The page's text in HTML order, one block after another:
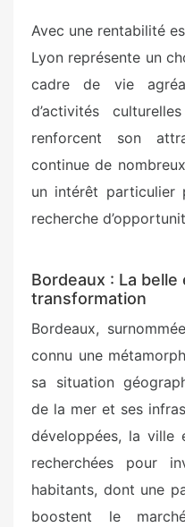
Avec une rentabilité
Lyon représente un
cadre de vie
d’activités
renforcent son
continue de
un intérêt particulier
recherche
Bordeaux : La
transformation
Bordeaux,
connu une
sa situation
de la mer et ses
développées, la ville
recherchées pour
habitants, dont une
boostent le